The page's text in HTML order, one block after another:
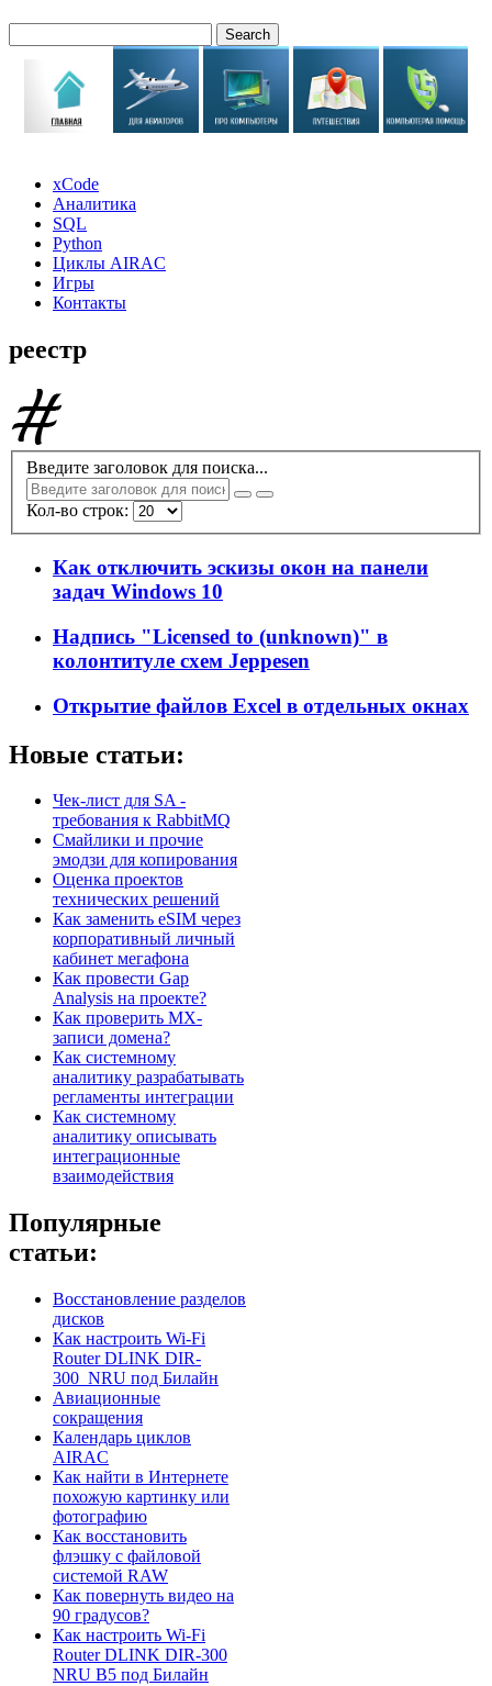
xCode
Аналитика
SQL
Python
Циклы AIRAC
Игры
Контакты
реестр
Введите заголовок для поиска...
Кол-во строк:
Как отключить эскизы окон на панели
задач Windows 10
Надпись "Licensed to (unknown)" в
колонтитуле схем Jeppesen
Открытие файлов Excel в отдельных окнах
Новые статьи:
Чек-лист для SA -
требования к RabbitMQ
Смайлики и прочие
эмодзи для копирования
Оценка проектов
технических решений
Как заменить eSIM через
корпоративный личный
кабинет мегафона
Как провести Gap
Analysis на проекте?
Как проверить MX-
записи домена?
Как системному
аналитику разрабатывать
регламенты интеграции
Как системному
аналитику описывать
интеграционные
взаимодействия
Популярные
статьи:
Восстановление разделов
дисков
Как настроить Wi-Fi
Router DLINK DIR-
300_NRU под Билайн
Авиационные
сокращения
Календарь циклов
AIRAC
Как найти в Интернете
похожую картинку или
фотографию
Как восстановить
флэшку с файловой
системой RAW
Как повернуть видео на
90 градусов?
Как настроить Wi-Fi
Router DLINK DIR-300
NRU B5 под Билайн